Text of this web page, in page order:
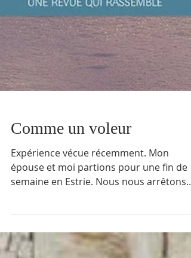
Comme un voleur
Expérience vécue récemment. Mon
sortant du restaurant : surprise! L’auto
disparue! Volée. Appel aux policiers,